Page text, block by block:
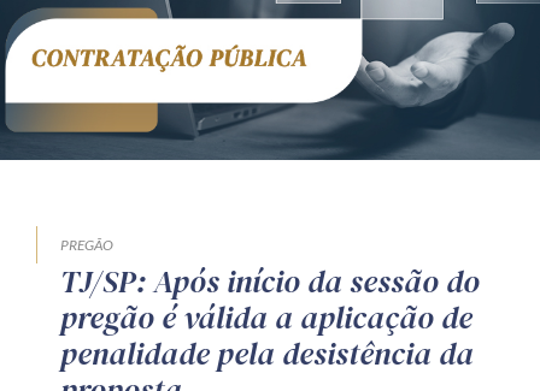
Av. Sete de Setembro, 4698
Batel Curitiba/PR CEP80240-000
PREGÃO
TJ/SP: Após início da sessão do
pregão é válida a aplicação de
penalidade pela desistência da